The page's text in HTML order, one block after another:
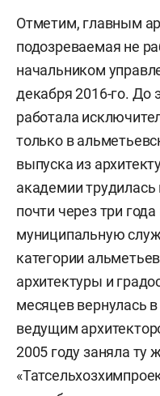
Отметим, главным
подозреваемая не
начальником
декабря 2016-го. До
работала
только в
выпуска из
академии
почти через три
муниципальную
категории
архитектуры и
месяцев вернулась
ведущим
2005 году заняла